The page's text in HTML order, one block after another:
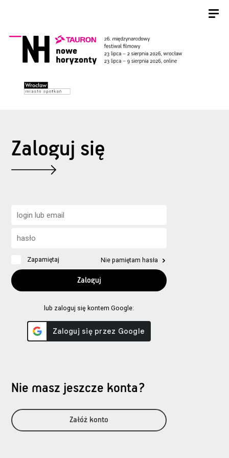
Zaloguj się
Zapamiętaj Nie pamiętam hasła
lub zaloguj się kontem Google:
Nie masz jeszcze konta?
Załóż konto